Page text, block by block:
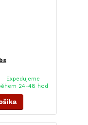
Expedujeme
24-48 hod